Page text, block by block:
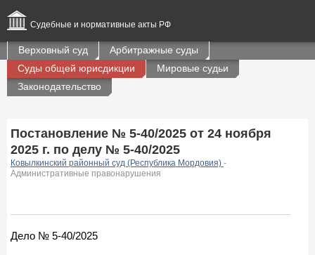
Судебные и нормативные акты РФ
Верховный суд
Арбитражные суды
Суды общей юрисдикции
Мировые судьи
Законодательство
Постановление № 5-40/2025 от 24 ноября
2025 г. по делу № 5-40/2025
Ковылкинский районный суд (Республика Мордовия) -
Административные правонарушения
Дело № 5-40/2025